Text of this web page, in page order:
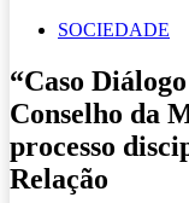
SOCIEDADE
“Caso
Conselho da
processo
Relação